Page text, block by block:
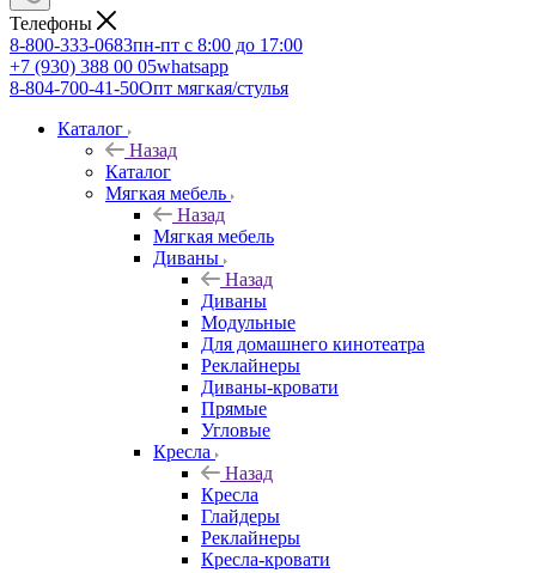
Телефоны
8-800-333-0683пн-пт с 8:00 до 17:00
+7 (930) 388 00 05whatsapp
8-804-700-41-50Опт мягкая/стулья
Каталог
Назад
Каталог
Мягкая мебель
Назад
Мягкая мебель
Диваны
Назад
Диваны
Модульные
Для домашнего кинотеатра
Реклайнеры
Диваны-кровати
Прямые
Угловые
Кресла
Назад
Кресла
Глайдеры
Реклайнеры
Кресла-кровати